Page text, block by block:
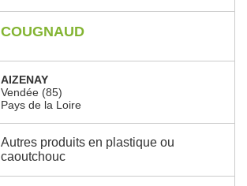
COUGNAUD
AIZENAY
Vendée (85)
Pays de la Loire
Autres produits en plastique ou
caoutchouc